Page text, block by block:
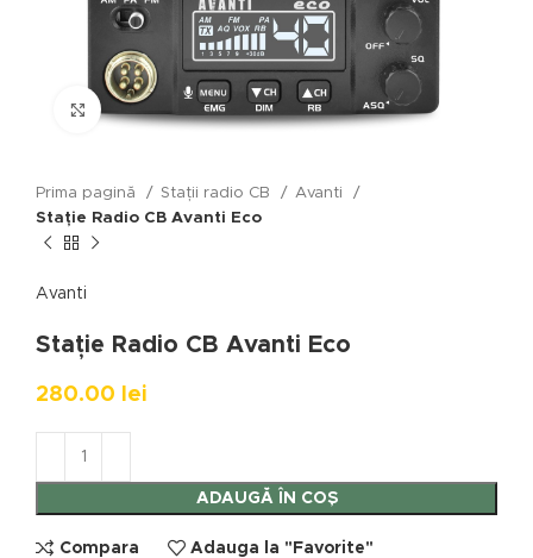
Click to enlarge
Prima pagină Stații radio CB
Avanti
Stație Radio CB Avanti Eco
Avanti
Stație Radio CB Avanti Eco
280.00 lei
ADAUGĂ ÎN COȘ
Compara Adauga la "Favorite"